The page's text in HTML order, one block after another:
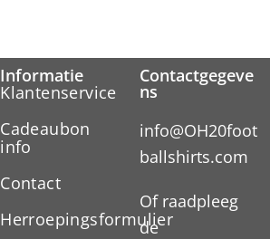
Informatie
Klantenservice
Cadeaubon
info
Contact
Herroepingsformulier
Contactgegeve
ns
info@OH20foot
ballshirts.com
Of raadpleeg
de